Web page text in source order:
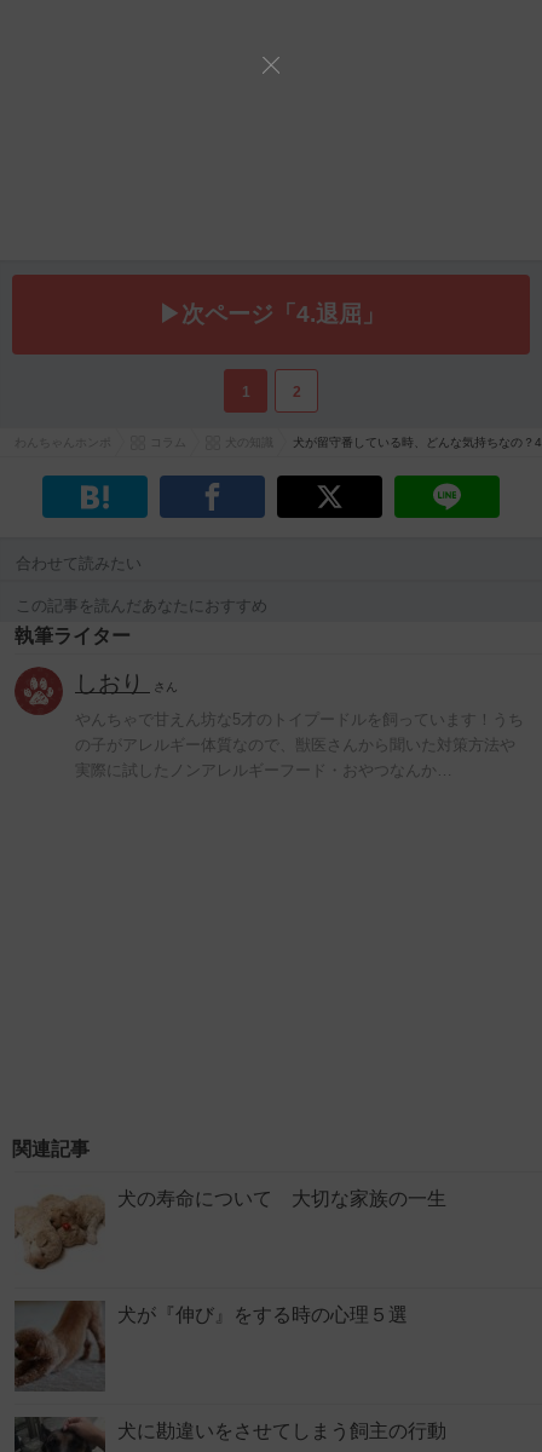
▶次ページ「4.退屈」
1 2
犬が留守番している時、どんな気持ちなの？
合わせて読みたい
この記事を読んだあなたにおすすめ
執筆ライター
しおり さん
やんちゃで甘えん坊な5才のトイプードルを飼っています！うち
の子がアレルギー体質なので、獣医さんから聞いた対策方法や
実際に試したノンアレルギーフード・おやつなんか…
関連記事
犬の寿命について 大切な家族の一生
犬が『伸び』をする時の心理５選
犬に勘違いをさせてしまう飼主の行動